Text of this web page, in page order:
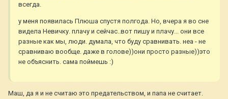
всегда.
у меня появилась Плюша спустя полгода. Но, вчера я во сне
видела Невичку. плачу и сейчас..вот пишу и плачу... они все
разные как мы, люди. думала, что буду сравнивать. неа - не
сравниваю вообще. даже в голове))они просто разные))это
не объяснить. сама поймешь :)
Маш, да я и не считаю это предательством, и папа не считает.